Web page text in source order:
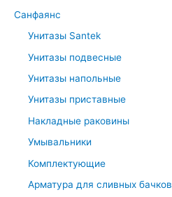
Санфаянс
Унитазы Santek
Унитазы подвесные
Унитазы напольные
Унитазы приставные
Накладные раковины
Умывальники
Комплектующие
Арматура для сливных бачков